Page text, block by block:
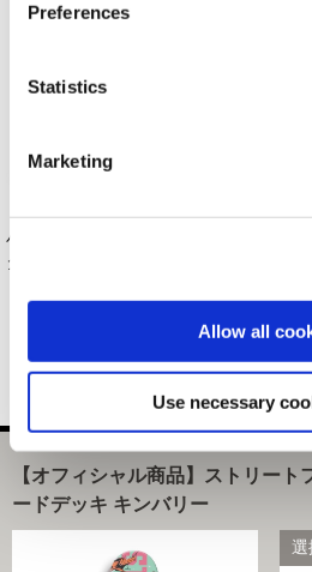
Preferences
Statistics
Marketing
Allow all
Use necessary
バッテンアクリルス
タンド ストリート...
【オフィシャル商品】ストリー
ードデッキ キンバリー
選